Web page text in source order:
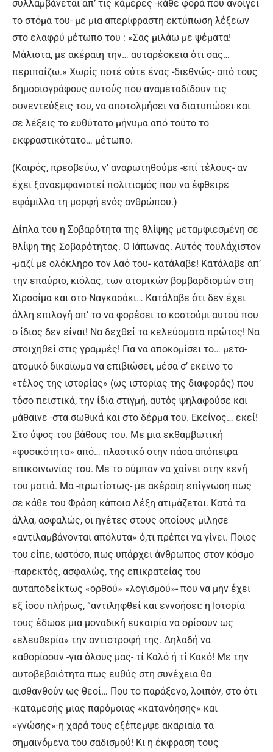
συλλαμβάνεται απ’ τις κάμερες -κάθε φορά που ανοίγει
το στόμα του- με μια απερίφραστη εκτύπωση λέξεων
στο ελαφρύ μέτωπο του : «Σας μιλάω με ψέματα!
Μάλιστα, με ακέραιη την… αυταρέσκεια ότι σας…
περιπαίζω.» Χωρίς ποτέ ούτε ένας -διεθνώς- από τους
δημοσιογράφους αυτούς που αναμεταδίδουν τις
συνεντεύξεις του, να αποτολμήσει να διατυπώσει και
σε λέξεις το ευθύτατο μήνυμα από τούτο το
εκφραστικότατο… μέτωπο.
(Καιρός, πρεσβεύω, ν’ αναρωτηθούμε -επί τέλους- αν
έχει ξαναεμφανιστεί πολιτισμός που να έφθειρε
εφάμιλλα τη μορφή ενός ανθρώπου.)
Δίπλα του η Σοβαρότητα της θλίψης μεταμφιεσμένη σε
θλίψη της Σοβαρότητας. Ο Ιάπωνας. Αυτός τουλάχιστον
-μαζί με ολόκληρο τον λαό του- κατάλαβε! Κατάλαβε απ’
την επαύριο, κιόλας, των ατομικών βομβαρδισμών στη
Χιροσίμα και στο Ναγκασάκι… Κατάλαβε ότι δεν έχει
άλλη επιλογή απ’ το να φορέσει το κοστούμι αυτού που
ο ίδιος δεν είναι! Να δεχθεί τα κελεύσματα πρώτος! Να
στοιχηθεί στις γραμμές! Για να αποκομίσει το… μετα-
ατομικό δικαίωμα να επιβιώσει, μέσα σ’ εκείνο το
«τέλος της ιστορίας» (ως ιστορίας της διαφοράς) που
τόσο πειστικά, την ίδια στιγμή, αυτός ψηλαφούσε και
μάθαινε -στα σωθικά και στο δέρμα του. Εκείνος… εκεί!
Στο ύψος του βάθους του. Με μια εκθαμβωτική
«φυσικότητα» από… πλαστικό στην πάσα απόπειρα
επικοινωνίας του. Με το σύμπαν να χαίνει στην κενή
του ματιά. Μα -πρωτίστως- με ακέραιη επίγνωση πως
σε κάθε του Φράση κάποια Λέξη ατιμάζεται. Κατά τα
άλλα, ασφαλώς, οι ηγέτες στους οποίους μίλησε
«αντιλαμβάνονται απόλυτα» ό,τι πρέπει να γίνει. Ποιος
του είπε, ωστόσο, πως υπάρχει άνθρωπος στον κόσμο
-παρεκτός, ασφαλώς, της επικρατείας του
αυταποδείκτως «ορθού» «λογισμού»- που να μην έχει
εξ ίσου πλήρως, “αντιληφθεί και εννοήσει: η Ιστορία
τους έδωσε μια μοναδική ευκαιρία να ορίσουν ως
«ελευθερία» την αντιστροφή της. Δηλαδή να
καθορίσουν -για όλους μας- τί Καλό ή τί Κακό! Με την
αυτοβεβαιότητα πως ευθύς στη συνέχεια θα
αισθανθούν ως θεοί… Που το παράξενο, λοιπόν, στο ότι
-καταμεσής μιας παρόμοιας «κατανόησης» και
«γνώσης»-η χαρά τους εξέπεμψε ακαριαία τα
σημαινόμενα του σαδισμού! Κι η έκφραση τους